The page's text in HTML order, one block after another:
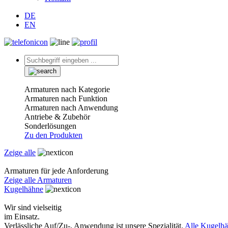
DE
EN
Armaturen nach Kategorie
Armaturen nach Funktion
Armaturen nach Anwendung
Antriebe & Zubehör
Sonderlösungen
Zu den Produkten
Zeige alle
Armaturen für jede Anforderung
Zeige alle Armaturen
Kugelhähne
Wir sind vielseitig
im Einsatz.
Verlässliche Auf/Zu-, Anwendung ist unsere Spezialität. Alle